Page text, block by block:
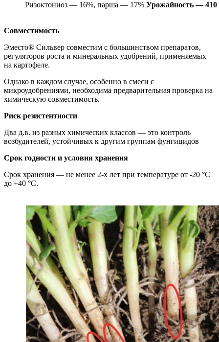
Ризоктониоз — 16%, парша — 17% Урожайность — 410
Совместимость
Эместо® Сильвер совместим с большин­ством препаратов,
регуляторов роста и ми­неральных удобрений, применяемых
на картофеле.
Однако в каждом случае, особенно в смеси с
микроудобрениями, необходима предварительная проверка на
химическую совместимость.
Риск резистентности
Два д.в. из разных химических классов — это контроль
возбудителей, устойчивых к другим группам фунгицидов
Срок годности и условия хранения
Срок хранения — не менее 2-х лет при температуре от -20 °С
до +40 °С.